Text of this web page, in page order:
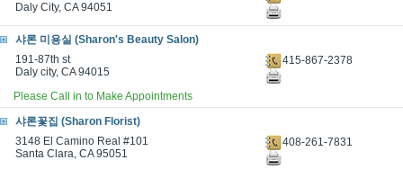
Daly City, CA 94051
샤론 미용실 (Sharon's Beauty Salon)
191-87th st
Daly city, CA 94015
415-867-2378
Please Call in to Make Appointments
샤론꽃집 (Sharon Florist)
3148 El Camino Real #101
Santa Clara, CA 95051
408-261-7831